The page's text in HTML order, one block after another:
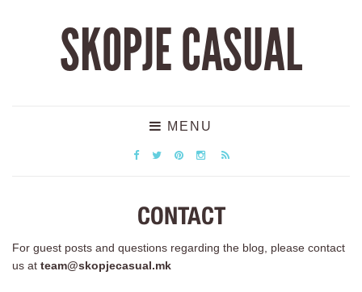
SKOPJE CASUAL
MENU
CONTACT
For guest posts and questions regarding the blog, please contact
us at team@skopjecasual.mk